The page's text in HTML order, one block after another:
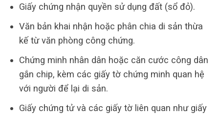
Giấy chứng nhận quyền sử dụng đất (sổ đỏ).
Văn bản khai nhận hoặc phân chia di sản thừa
kế từ văn phòng công chứng.
Chứng minh nhân dân hoặc căn cước công dân
gắn chip, kèm các giấy tờ chứng minh quan hệ
với người để lại di sản.
Giấy chứng tử và các giấy tờ liên quan như giấy